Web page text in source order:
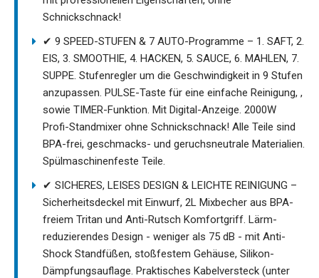
Schnickschnack!
✔ 9 SPEED-STUFEN & 7 AUTO-Programme – 1. SAFT, 2.
EIS, 3. SMOOTHIE, 4. HACKEN, 5. SAUCE, 6. MAHLEN, 7.
SUPPE. Stufenregler um die Geschwindigkeit in 9 Stufen
anzupassen. PULSE-Taste für eine einfache Reinigung, ,
sowie TIMER-Funktion. Mit Digital-Anzeige. 2000W
Profi-Standmixer ohne Schnickschnack! Alle Teile sind
BPA-frei, geschmacks- und geruchsneutrale Materialien.
Spülmaschinenfeste Teile.
✔ SICHERES, LEISES DESIGN & LEICHTE REINIGUNG –
Sicherheitsdeckel mit Einwurf, 2L Mixbecher aus BPA-
freiem Tritan und Anti-Rutsch Komfortgriff. Lärm-
reduzierendes Design - weniger als 75 dB - mit Anti-
Shock Standfüßen, stoßfestem Gehäuse, Silikon-
Dämpfungsauflage. Praktisches Kabelversteck (unter